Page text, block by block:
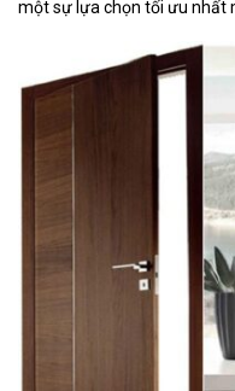
một sự lựa chọn tối ưu nhất